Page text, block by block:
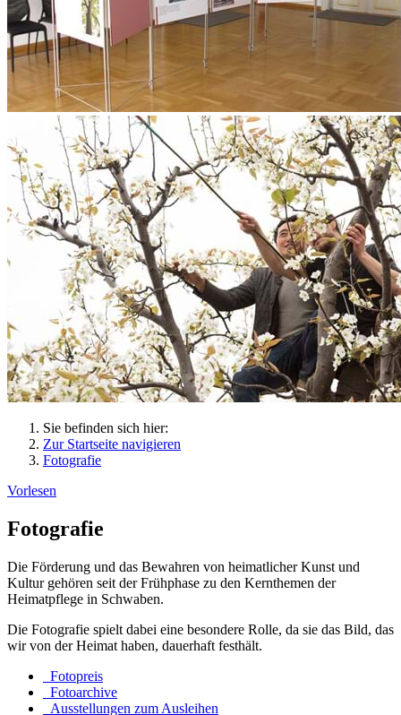
Sie befinden sich hier:
Zur Startseite navigieren
Fotografie
Vorlesen
Fotografie
Die Förderung und das Bewahren von heimatlicher Kunst und
Kultur gehören seit der Frühphase zu den Kernthemen der
Heimatpflege in Schwaben.
Die Fotografie spielt dabei eine besondere Rolle, da sie das Bild, das
wir von der Heimat haben, dauerhaft festhält.
Fotopreis
Fotoarchive
Ausstellungen zum Ausleihen